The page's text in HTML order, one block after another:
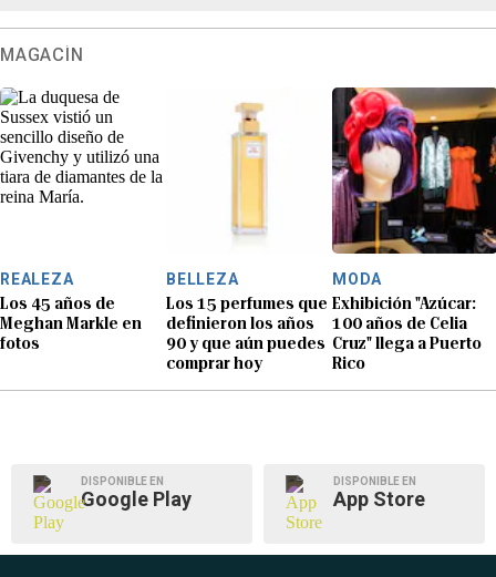
MAGACÍN
REALEZA
Los 45 años de
Meghan Markle en
fotos
BELLEZA
Los 15 perfumes que
definieron los años
90 y que aún puedes
comprar hoy
MODA
Exhibición "Azúcar:
100 años de Celia
Cruz" llega a Puerto
Rico
DISPONIBLE EN
Google Play
DISPONIBLE EN
App Store